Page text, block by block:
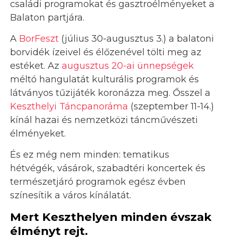
családi programokat és gasztroélményeket a
Balaton partjára.
A BorFeszt (július 30-augusztus 3.) a balatoni
borvidék ízeivel és élőzenével tölti meg az
estéket. Az augusztus 20-ai ünnepségek
méltó hangulatát kulturális programok és
látványos tűzijáték koronázza meg. Ősszel a
Keszthelyi Táncpanoráma (szeptember 11-14.)
kínál hazai és nemzetközi táncművészeti
élményeket.
És ez még nem minden: tematikus
hétvégék, vásárok, szabadtéri koncertek és
természetjáró programok egész évben
színesítik a város kínálatát.
Mert Keszthelyen minden évszak
élményt rejt.